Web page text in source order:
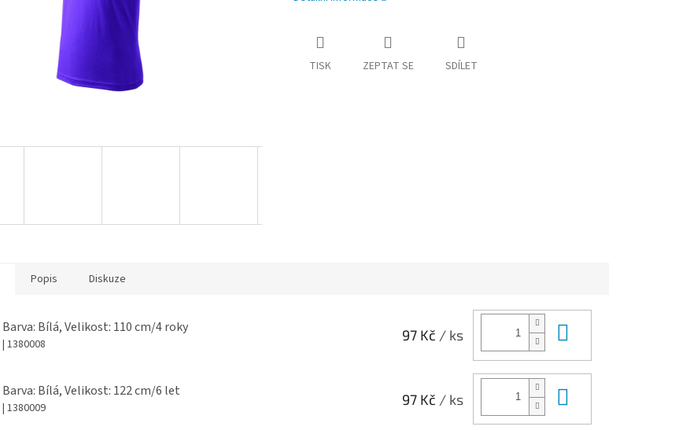
TISK ZEPTAT SE SDÍLET
Popis Diskuze
Barva: Bílá, Velikost: 110 cm/4 roky
| 1380008
97 Kč / ks
Barva: Bílá, Velikost: 122 cm/6 let
| 1380009
97 Kč / ks